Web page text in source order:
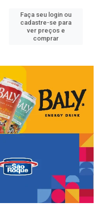
Faça seu login ou
cadastre-se para
ver preços e
comprar